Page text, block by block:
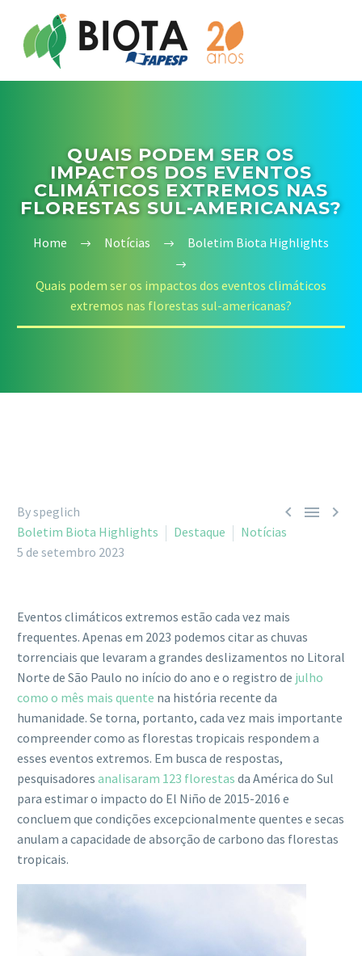
QUAIS PODEM SER OS
IMPACTOS DOS EVENTOS
CLIMÁTICOS EXTREMOS NAS
FLORESTAS SUL-AMERICANAS?
Home Notícias Boletim Biota Highlights
Quais podem ser os impactos dos eventos climáticos
extremos nas florestas sul-americanas?
  
By speglich
Boletim Biota Highlights
Destaque
Notícias
5 de setembro 2023
Eventos climáticos extremos estão cada vez mais
frequentes. Apenas em 2023 podemos citar as chuvas
torrenciais que levaram a grandes deslizamentos no Litoral
Norte de São Paulo no início do ano e o registro de julho
como o mês mais quente na história recente da
humanidade. Se torna, portanto, cada vez mais importante
compreender como as florestas tropicais respondem a
esses eventos extremos. Em busca de respostas,
pesquisadores analisaram 123 florestas da América do Sul
para estimar o impacto do El Niño de 2015-2016 e
concluem que condições excepcionalmente quentes e secas
anulam a capacidade de absorção de carbono das florestas
tropicais.